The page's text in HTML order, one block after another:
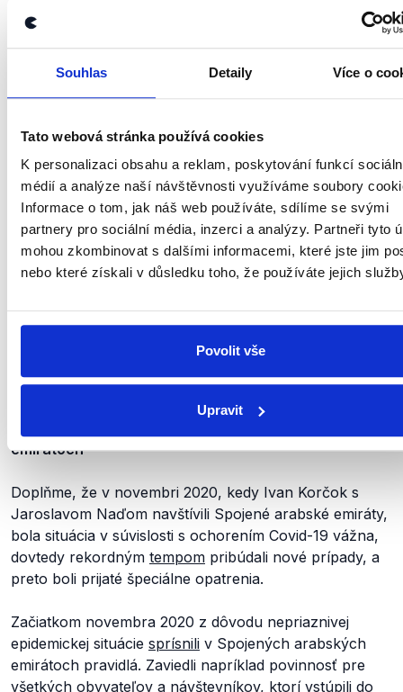
Souhlas Detaily Více o
Tato webová stránka používá cookies
K personalizaci obsahu a reklam, poskytování funkcí
médií a analýze naší návštěvnosti využíváme soubory
Informace o tom, jak náš web používáte, sdílíme se svými
partnery pro sociální média, inzerci a analýzy. Partneři tyto
mohou zkombinovat s dalšími informacemi, které jste jim
nebo které získali v důsledku toho, že používáte jejich
Povolit vše
Upravit
emirátoch
Doplňme, že v novembri 2020, kedy Ivan Korčok s
Jaroslavom Naďom navštívili Spojené arabské emiráty,
bola situácia v súvislosti s ochorením Covid-19 vážna,
dovtedy rekordným tempom pribúdali nové prípady, a
preto boli prijaté špeciálne opatrenia.
Začiatkom novembra 2020 z dôvodu nepriaznivej
epidemickej situácie sprísnili v Spojených arabských
emirátoch pravidlá. Zaviedli napríklad povinnosť pre
všetkých obyvateľov a návštevníkov, ktorí vstúpili do